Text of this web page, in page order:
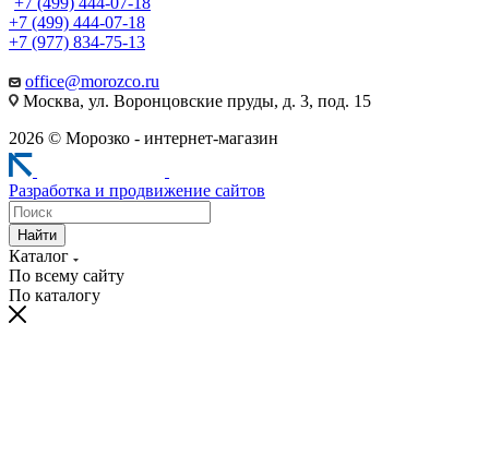
+7 (499) 444-07-18
+7 (977) 834-75-13
office@morozco.ru
Москва, ул. Воронцовские пруды, д. 3, под. 15
2026 © Морозко - интернет-магазин
Разработка и продвижение сайтов
Найти
Каталог
По всему сайту
По каталогу